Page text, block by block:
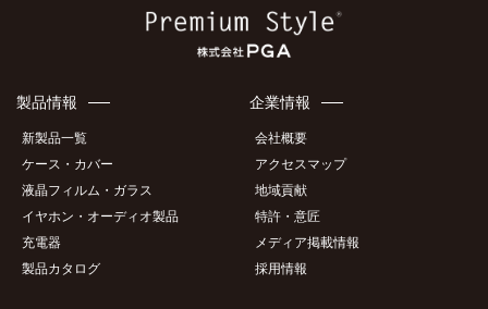
製品情報
新製品一覧
ケース・カバー
液晶フィルム・ガラス
イヤホン・オーディオ製品
充電器
製品カタログ
企業情報
会社概要
アクセスマップ
地域貢献
特許・意匠
メディア掲載情報
採用情報